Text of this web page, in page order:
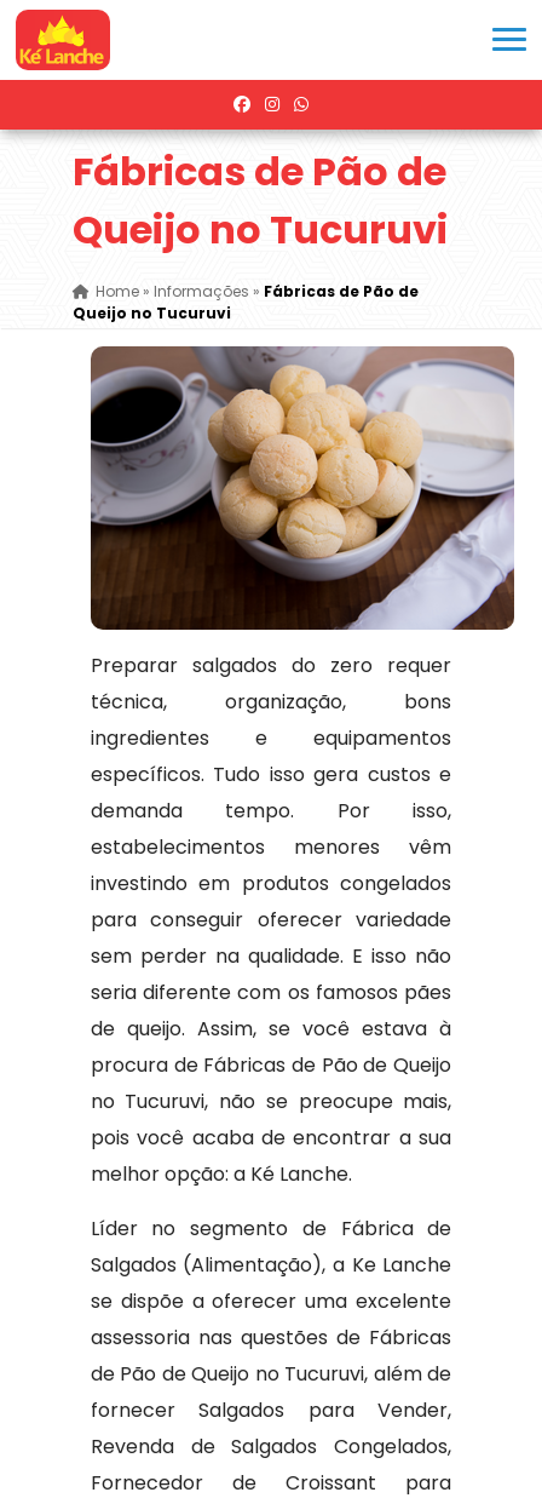
Fábricas de Pão de
Queijo no Tucuruvi
Home» Informações » Fábricas de Pão de
Queijo no Tucuruvi
Preparar salgados do zero requer
técnica, organização, bons
ingredientes e equipamentos
específicos. Tudo isso gera custos e
demanda tempo. Por isso,
estabelecimentos menores vêm
investindo em produtos congelados
para conseguir oferecer variedade
sem perder na qualidade. E isso não
seria diferente com os famosos pães
de queijo. Assim, se você estava à
procura de Fábricas de Pão de Queijo
no Tucuruvi, não se preocupe mais,
pois você acaba de encontrar a sua
melhor opção: a Ké Lanche.
Líder no segmento de Fábrica de
Salgados (Alimentação), a Ke Lanche
se dispõe a oferecer uma excelente
assessoria nas questões de Fábricas
de Pão de Queijo no Tucuruvi, além de
fornecer Salgados para Vender,
Revenda de Salgados Congelados,
Fornecedor de Croissant para